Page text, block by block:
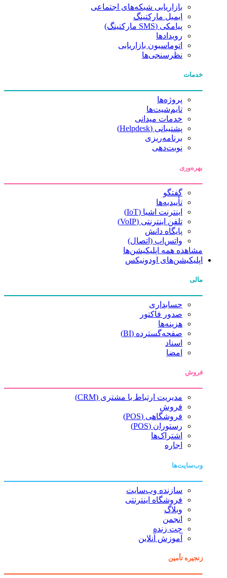
بازاریابی شبکه‌های اجتماعی
ایمیل مارکتینگ
پیامکی (SMS مارکتینگ)
رویدادها
اتوماسیون بازاریابی
نظرسنجی‌ها
خدمات
پروژه‌ها
تایم‌شیت‌ها
خدمات میدانی
پشتیبانی (Helpdesk)
برنامه‌ریزی
نوبت‌دهی
بهره‌وری
گفتگو
تأییدیه‌ها
اینترنت اشیا (IoT)
تلفن اینترنتی (VoIP)
پایگاه دانش
واتس‌اپ (اتصال)
مشاهده همه اپلیکیشن‌ها
اپلیکیشن‌های اودونیکس
مالی
حسابداری
صدور فاکتور
هزینه‌ها
صفحه‌گسترده (BI)
اسناد
امضا
فروش
مدیریت ارتباط با مشتری (CRM)
فروش
فروشگاهی (POS)
رستوران (POS)
اشتراک‌ها
اجاره
وب‌سایت‌ها
سازنده وب‌سایت
فروشگاه اینترنتی
وبلاگ
انجمن
چت زنده
آموزش آنلاین
زنجیره تأمین